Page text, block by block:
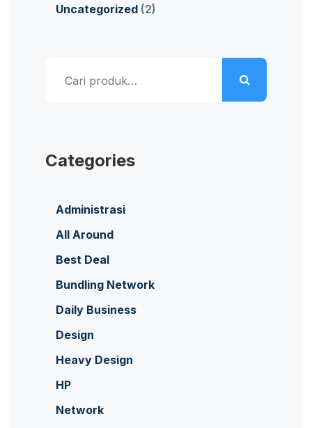
Uncategorized (2)
untuk:
Categories
Administrasi
All Around
Best Deal
Bundling Network
Daily Business
Design
Heavy Design
HP
Network